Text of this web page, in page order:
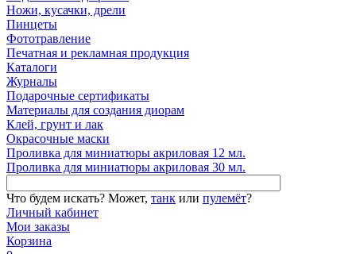
Ножи, кусачки, дрели
Пинцеты
Фототравление
Печатная и рекламная продукция
Каталоги
Журналы
Подарочные сертификаты
Материалы для создания диорам
Клей, грунт и лак
Окрасочные маски
Проливка для миниатюры акриловая 12 мл.
Проливка для миниатюры акриловая 30 мл.
Что будем искать? Может, танк или пулемёт?
Личный кабинет
Мои заказы
Корзина